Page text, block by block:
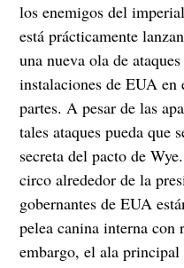
los enemigos del
está prácticamente
una nueva ola de
instalaciones de EUA
partes. A pesar de las
tales ataques pueda que
secreta del pacto de
circo alrededor de la
gobernantes de EUA
pelea canina interna con
embargo, el ala